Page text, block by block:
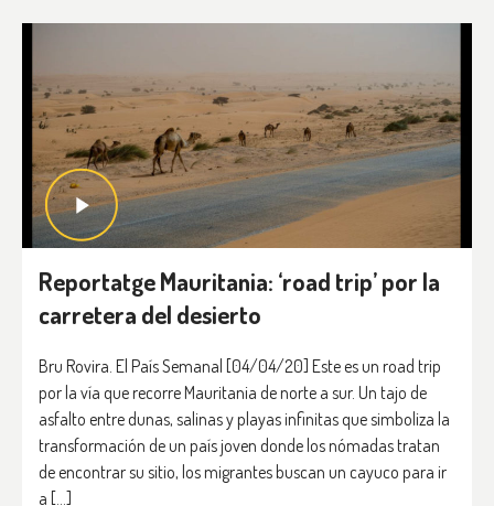
Reportatge Mauritania: ‘road trip’ por la
carretera del desierto
Bru Rovira. El País Semanal [04/04/20] Este es un road trip
por la vía que recorre Mauritania de norte a sur. Un tajo de
asfalto entre dunas, salinas y playas infinitas que simboliza la
transformación de un país joven donde los nómadas tratan
de encontrar su sitio, los migrantes buscan un cayuco para ir
a […]